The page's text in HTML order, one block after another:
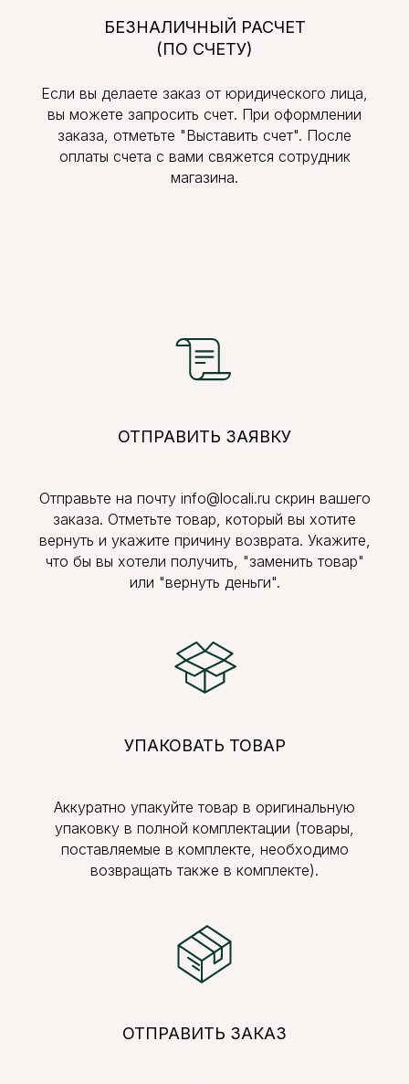
БЕЗНАЛИЧНЫЙ РАСЧЕТ
(ПО СЧЕТУ)
Если вы делаете заказ от юридического лица,
вы можете запросить счет. При оформлении
заказа, отметьте "Выставить счет". После
оплаты счета с вами свяжется сотрудник
магазина.
ОТПРАВИТЬ ЗАЯВКУ
Отправьте на почту info@locali.ru скрин вашего
заказа. Отметьте товар, который вы хотите
вернуть и укажите причину возврата. Укажите,
что бы вы хотели получить, "заменить товар"
или "вернуть деньги".
УПАКОВАТЬ ТОВАР
Аккуратно упакуйте товар в оригинальную
упаковку в полной комплектации (товары,
поставляемые в комплекте, необходимо
возвращать также в комплекте).
ОТПРАВИТЬ ЗАКАЗ